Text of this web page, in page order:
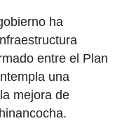
ha
entre el Plan
una
mejora de